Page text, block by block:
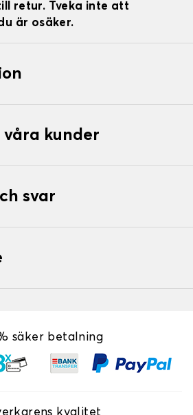
retur. Tveka inte att
är osäker.
våra kunder
svar
säker betalning